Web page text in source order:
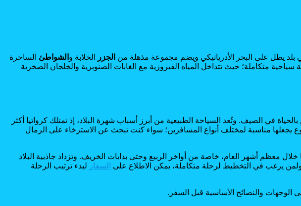
بلد يطل على البحر الأدرياتيكي ويضم مجموعة مذهلة من الجزر الخلابة و الشواطئ الساحرة
سياحية متكاملة؛ حيث تتداخل المياه الفيروزية مع الغابات الصنوبرية والخلجان الصخرية
في الصيف. وتُعد السياحة الطبيعية من أبرز أسباب شهرة البلاد، إذ تمتلك كرواتيا أكثر
يجعلها مناسبة لمختلف أنواع المسافرين؛ سواء كنت تبحث عن الاسترخاء على الرمال
خلال معظم أشهر العام، خاصة من أواخر الربيع وحتى بدايات الخريف. وتزداد جاذبية البلاد
ولمن يرغب في التخطيط لرحلة متكاملة، يمكن الاطلاع على
السفار لبدء ترتيب الرحلة
الوجهات والنصائح الأساسية قبل السفر.